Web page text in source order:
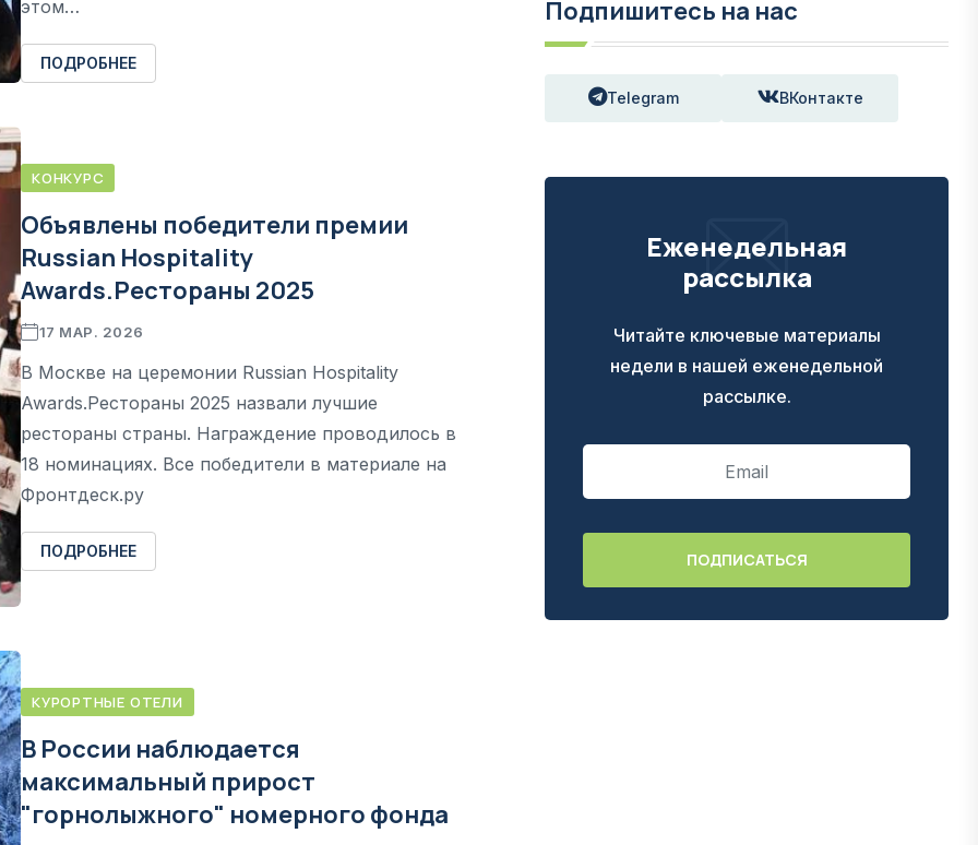
этом…
ПОДРОБНЕЕ
КОНКУРС
Объявлены победители премии
Russian Hospitality
Awards.Рестораны 2025
17 МАР. 2026
В Москве на церемонии Russian Hospitality
Awards.Рестораны 2025 назвали лучшие
рестораны страны. Награждение проводилось в
18 номинациях. Все победители в материале на
Фронтдеск.ру
ПОДРОБНЕЕ
КУРОРТНЫЕ ОТЕЛИ
В России наблюдается
максимальный прирост
"горнолыжного" номерного фонда
Подпишитесь на нас
Telegram ВКонтакте
Еженедельная
рассылка
Читайте ключевые материалы
недели в нашей еженедельной
рассылке.